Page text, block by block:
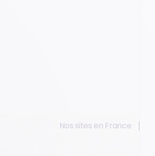
Nos sites en France